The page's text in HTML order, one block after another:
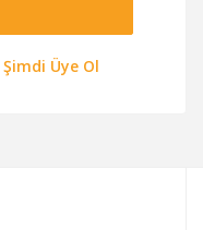
Şimdi Üye Ol